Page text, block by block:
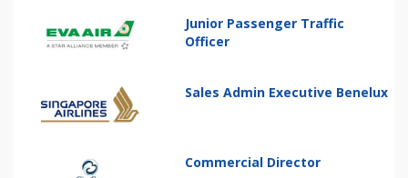
Junior Passenger Traffic
Officer
Sales Admin Executive Benelux
Commercial Director